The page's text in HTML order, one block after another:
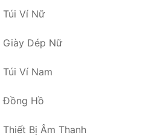
Túi Ví Nữ
Giày Dép Nữ
Túi Ví Nam
Đồng Hồ
Thiết Bị Âm Thanh